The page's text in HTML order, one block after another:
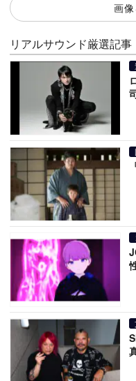
画
リアルサウンド厳選記事